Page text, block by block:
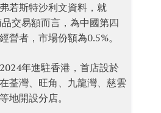
若斯特沙利文資料，就
交易額而言，為中國第四
營者，市場份額為0.5%。
年進駐香港，首店設於
荃灣、旺角、九龍灣、慈雲
地開設分店。